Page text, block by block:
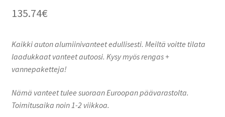
135.74€
Kaikki auton alumiinivanteet edullisesti. Meiltä voitte tilata
laadukkaat vanteet autoosi. Kysy myös rengas +
vannepaketteja!
Nämä vanteet tulee suoraan Euroopan päävarastolta.
Toimitusaika noin 1-2 viikkoa.